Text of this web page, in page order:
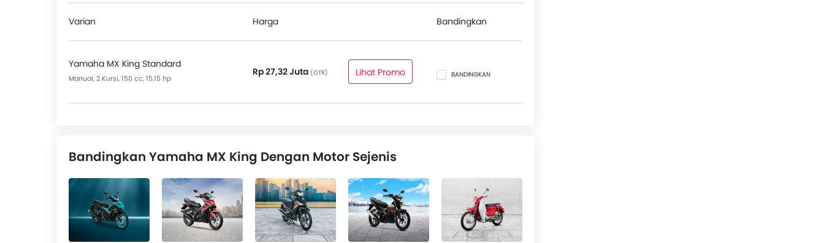
Pesaing MX King adalah:Honda Supra GTR 150,Honda Sonic 150RdanSM Sport SM Classic.
Varian Harga Bandingkan
Yamaha MX King Standard
Manual, 2 Kursi, 150 cc, 15.15 hp
Rp 27,32 Juta (OTR) Lihat Promo BANDINGKAN
Bandingkan Yamaha MX King Dengan Motor Sejenis